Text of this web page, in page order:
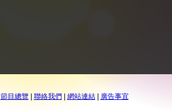
節目總覽| 聯絡我們| 網站連結| 廣告事宜